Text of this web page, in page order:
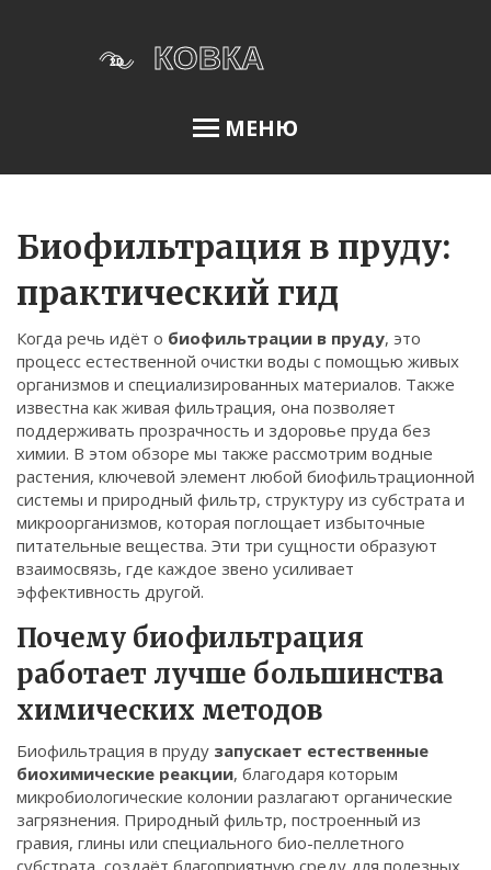
МЕНЮ
Меню
О нас
Условия использования
Политика конфиденциальности
ФЗ-152
Связаться
© 2026. Все права защищены.
Биофильтрация в пруду:
практический гид
Когда речь идёт о биофильтрации в пруду, это
процесс естественной очистки воды с помощью живых
организмов и специализированных материалов. Также
известна как живая фильтрация, она позволяет
поддерживать прозрачность и здоровье пруда без
химии. В этом обзоре мы также рассмотрим водные
растения, ключевой элемент любой биофильтрационной
системы и природный фильтр, структуру из субстрата и
микроорганизмов, которая поглощает избыточные
питательные вещества. Эти три сущности образуют
взаимосвязь, где каждое звено усиливает
эффективность другой.
Почему биофильтрация
работает лучше большинства
химических методов
Биофильтрация в пруду запускает естественные
биохимические реакции, благодаря которым
микробиологические колонии разлагают органические
загрязнения. Природный фильтр, построенный из
гравия, глины или специального био-пеллетного
субстрата, создаёт благоприятную среду для полезных